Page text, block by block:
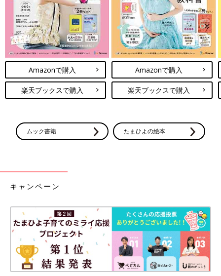
Amazonで購入
楽天ブックスで購入
Amazonで購入
楽天ブックスで購入
ムック書籍 たまひよの絵本
キャンペーン